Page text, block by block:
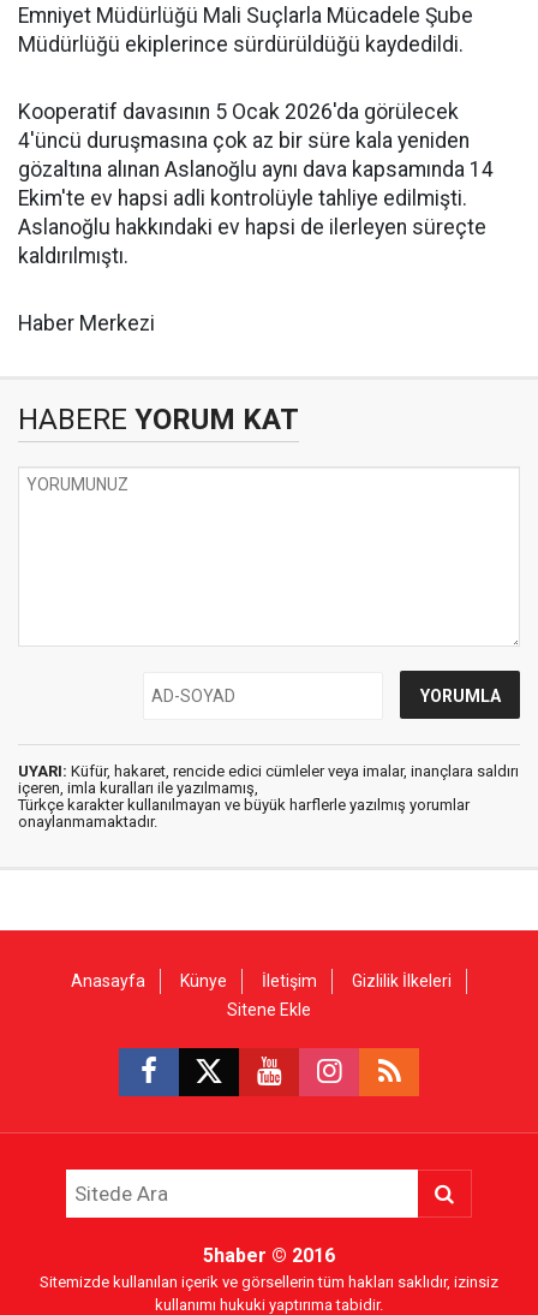
Emniyet Müdürlüğü Mali Suçlarla Mücadele Şube
Müdürlüğü ekiplerince sürdürüldüğü kaydedildi.
Kooperatif davasının 5 Ocak 2026'da görülecek
4'üncü duruşmasına çok az bir süre kala yeniden
gözaltına alınan Aslanoğlu aynı dava kapsamında 14
Ekim'te ev hapsi adli kontrolüyle tahliye edilmişti.
Aslanoğlu hakkındaki ev hapsi de ilerleyen süreçte
kaldırılmıştı.
Haber Merkezi
HABERE YORUM KAT
UYARI: Küfür, hakaret, rencide edici cümleler veya imalar, inançlara saldırı
içeren, imla kuralları ile yazılmamış,
Türkçe karakter kullanılmayan ve büyük harflerle yazılmış yorumlar
onaylanmamaktadır.
Anasayfa Künye İletişim
Gizlilik İlkeleri
Sitene Ekle
5haber © 2016
Sitemizde kullanılan içerik ve görsellerin tüm hakları saklıdır, izinsiz
kullanımı hukuki yaptırıma tabidir.